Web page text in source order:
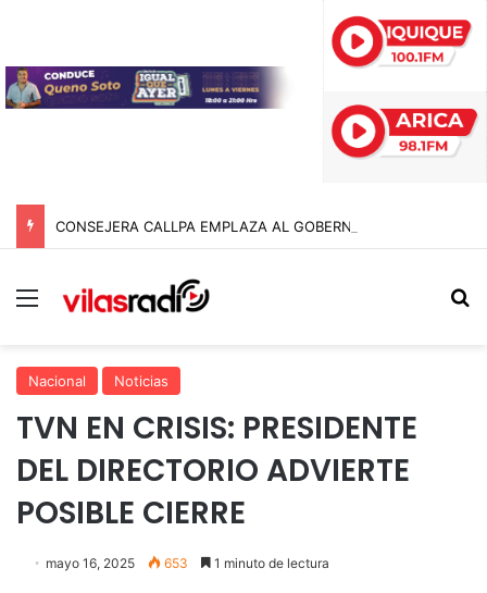
Menú
Nacional Noticias
TVN EN CRISIS: PRESIDENTE
DEL DIRECTORIO ADVIERTE
POSIBLE CIERRE
mayo 16, 2025 653 1 minuto de lectura